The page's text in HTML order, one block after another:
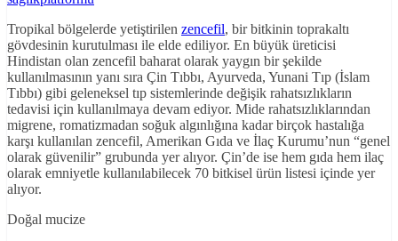
Tropikal bölgelerde yetiştirilen zencefil, bir bitkinin toprakaltı
gövdesinin kurutulması ile elde ediliyor. En büyük üreticisi
Hindistan olan zencefil baharat olarak yaygın bir şekilde
kullanılmasının yanı sıra Çin Tıbbı, Ayurveda, Yunani Tıp (İslam
Tıbbı) gibi geleneksel tıp sistemlerinde değişik rahatsızlıkların
tedavisi için kullanılmaya devam ediyor. Mide rahatsızlıklarından
migrene, romatizmadan soğuk algınlığına kadar birçok hastalığa
karşı kullanılan zencefil, Amerikan Gıda ve İlaç Kurumu’nun “genel
olarak güvenilir” grubunda yer alıyor. Çin’de ise hem gıda hem ilaç
olarak emniyetle kullanılabilecek 70 bitkisel ürün listesi içinde yer
alıyor.
Doğal mucize